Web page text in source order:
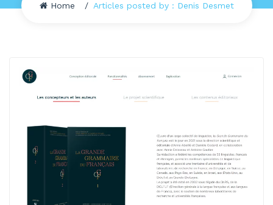
Home Articles posted by : Denis Desmet